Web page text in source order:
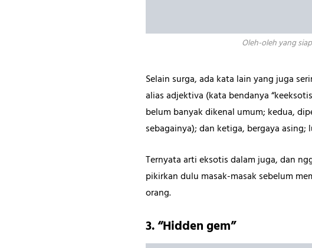
Oleh-oleh yang
Selain surga, ada kata lain yang juga
alias adjektiva (kata bendanya
belum banyak dikenal umum; kedua,
sebagainya); dan ketiga, bergaya
Ternyata arti eksotis dalam juga, dan
pikirkan dulu masak-masak sebelum
orang.
3. “Hidden gem”